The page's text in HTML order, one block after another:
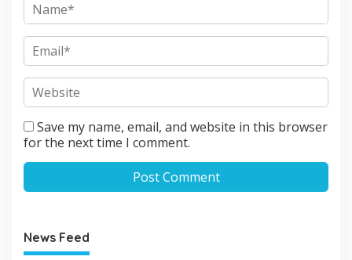
Save my name, email, and website in this browser
for the next time I comment.
News Feed